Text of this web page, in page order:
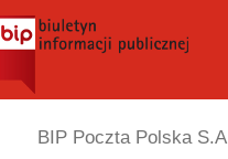
BIP Poczta Polska